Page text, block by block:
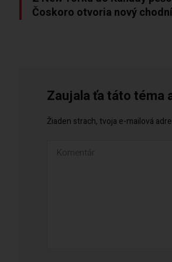
Čoskoro otvoria nový
Zaujala ťa táto téma
Žiaden strach, tvoja e-mailová